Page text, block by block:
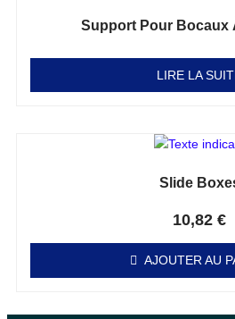
Support Pour Bocaux
LIRE LA
Slide
10,82 €
AJOUTER AU